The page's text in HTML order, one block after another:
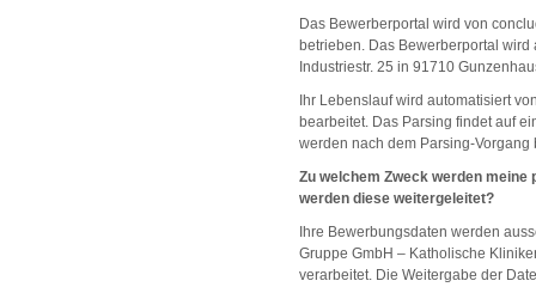
Das Bewerberportal wird von
betrieben. Das Bewerberportal
Industriestr. 25 in 91710
Ihr Lebenslauf wird automatisiert
bearbeitet. Das Parsing findet auf
werden nach dem Parsing-Vorgang
Zu welchem Zweck werden
werden diese weitergeleitet?
Ihre Bewerbungsdaten werden
Gruppe GmbH – Katholische
verarbeitet. Die Weitergabe der